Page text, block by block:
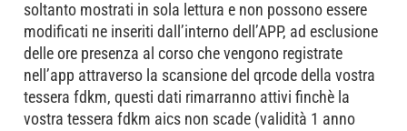
soltanto mostrati in sola lettura e non possono essere
modificati ne inseriti dall’interno dell’APP, ad esclusione
delle ore presenza al corso che vengono registrate
nell’app attraverso la scansione del qrcode della vostra
tessera fdkm, questi dati rimarranno attivi finchè la
vostra tessera fdkm aics non scade (validità 1 anno